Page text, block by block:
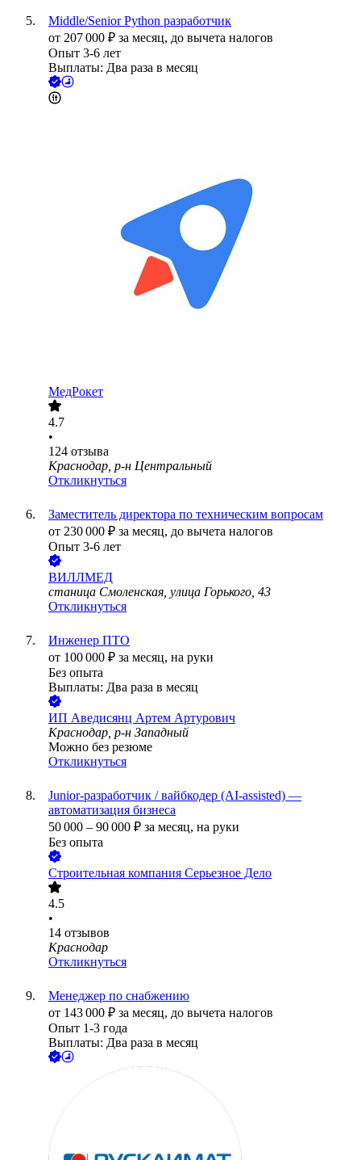
Middle/Senior Python разработчик
от 207 000 ₽ за месяц, до вычета налогов
Опыт 3-6 лет
Выплаты: Два раза в месяц
МедРокет
4.7
•
124 отзыва
Краснодар, р-н Центральный
Откликнуться
Заместитель директора по техническим вопросам
от 230 000 ₽ за месяц, до вычета налогов
Опыт 3-6 лет
ВИЛЛМЕД
станица Смоленская, улица Горького, 43
Откликнуться
Инженер ПТО
от 100 000 ₽ за месяц, на руки
Без опыта
Выплаты: Два раза в месяц
ИП Аведисянц Артем Артурович
Краснодар, р-н Западный
Можно без резюме
Откликнуться
Junior-разработчик / вайбкодер (AI-assisted) —
автоматизация бизнеса
50 000 – 90 000 ₽ за месяц, на руки
Без опыта
Строительная компания Серьезное Дело
4.5
•
14 отзывов
Краснодар
Откликнуться
Менеджер по снабжению
от 143 000 ₽ за месяц, до вычета налогов
Опыт 1-3 года
Выплаты: Два раза в месяц